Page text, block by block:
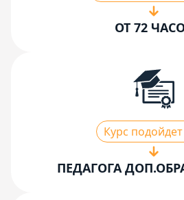
ОТ 72
Курс
ПЕДАГОГА